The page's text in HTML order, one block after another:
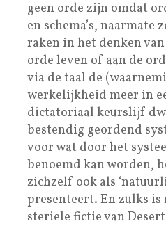
geen orde zijn omdat
en schema’s, naarmate
raken in het denken
orde leven of aan de
via de taal de
werkelijkheid meer in
dictatoriaal keurslijf
bestendig geordend
voor wat door het
benoemd kan worden,
zichzelf ook als
presenteert. En zulks
steriele fictie van